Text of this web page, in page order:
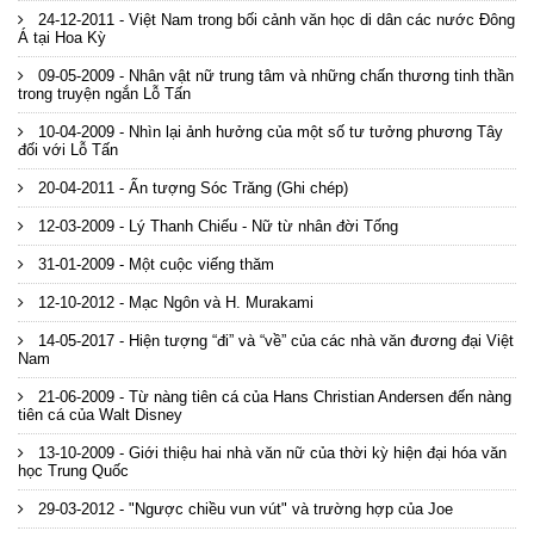
24-12-2011 - Việt Nam trong bối cảnh văn học di dân các nước Đông
Á tại Hoa Kỳ
09-05-2009 - Nhân vật nữ trung tâm và những chấn thương tinh thần
trong truyện ngắn Lỗ Tấn
10-04-2009 - Nhìn lại ảnh hưởng của một số tư tưởng phương Tây
đối với Lỗ Tấn
20-04-2011 - Ấn tượng Sóc Trăng (Ghi chép)
12-03-2009 - Lý Thanh Chiếu - Nữ từ nhân đời Tống
31-01-2009 - Một cuộc viếng thăm
12-10-2012 - Mạc Ngôn và H. Murakami
14-05-2017 - Hiện tượng “đi” và “về” của các nhà văn đương đại Việt
Nam
21-06-2009 - Từ nàng tiên cá của Hans Christian Andersen đến nàng
tiên cá của Walt Disney
13-10-2009 - Giới thiệu hai nhà văn nữ của thời kỳ hiện đại hóa văn
học Trung Quốc
29-03-2012 - "Ngược chiều vun vút" và trường hợp của Joe